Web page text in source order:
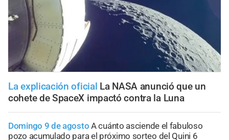
La explicación oficial La NASA anunció que un
cohete de SpaceX impactó contra la Luna
Domingo 9 de agosto A cuánto asciende el fabuloso
pozo acumulado para el próximo sorteo del Quini 6